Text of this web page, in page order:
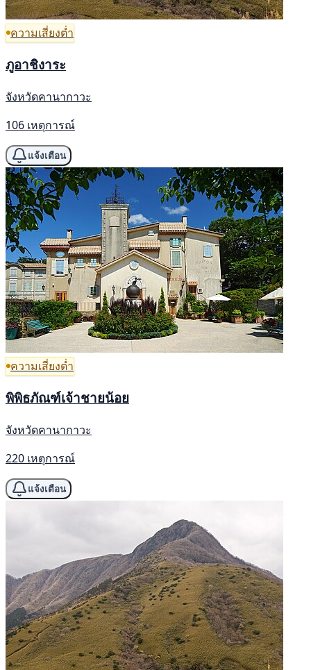
ความเสี่ยงต่ำ
ภูอาชิงาระ
จังหวัดคานากาวะ
106 เหตุการณ์
แจ้งเตือน
ความเสี่ยงต่ำ
พิพิธภัณฑ์เจ้าชายน้อย
จังหวัดคานากาวะ
220 เหตุการณ์
แจ้งเตือน